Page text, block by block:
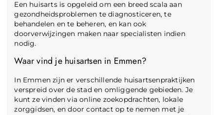
Een huisarts is opgeleid om een breed scala aan
gezondheidsproblemen te diagnosticeren, te
behandelen en te beheren, en kan ook
doorverwijzingen maken naar specialisten indien
nodig.
Waar vind je huisartsen in Emmen?
In Emmen zijn er verschillende huisartsenpraktijken
verspreid over de stad en omliggende gebieden. Je
kunt ze vinden via online zoekopdrachten, lokale
zorggidsen, en door contact op te nemen met je